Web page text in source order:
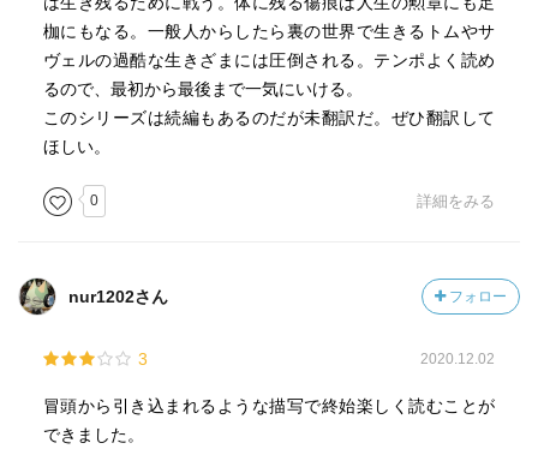
枷にもなる。一般人からしたら裏の世界で生きるトムやサ
ヴェルの過酷な生きざまには圧倒される。テンポよく読め
るので、最初から最後まで一気にいける。
このシリーズは続編もあるのだが未翻訳だ。ぜひ翻訳して
ほしい。
0 詳細をみる
nur1202さん フォロー
3 2020.12.02
冒頭から引き込まれるような描写で終始楽しく読むことが
できました。